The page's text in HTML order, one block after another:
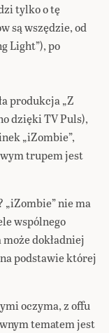
tylko o tę
są wszędzie, od
Light”), po
produkcja „Z
dzięki TV Puls),
„iZombie”,
trupem jest
„iZombie” nie ma
wspólnego
dokładniej
na podstawie której
oczyma, z offu
tematem jest